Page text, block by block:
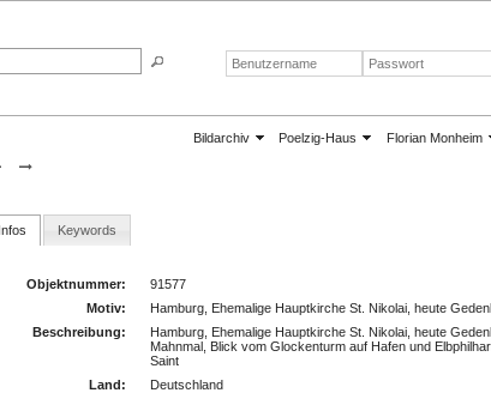
Bildarchiv Poelzig-Haus Florian Monheim
Infos Keywords
Objektnummer:
91577
Motiv:
Hamburg, Ehemalige Hauptkirche St. Nikolai, heute
Beschreibung:
Hamburg, Ehemalige Hauptkirche St. Nikolai, heute
Mahnmal, Blick vom Glockenturm auf Hafen und
Saint
Land:
Deutschland